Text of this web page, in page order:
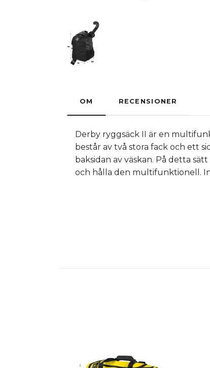
OM RECENSIONER
Derby ryggsäck II är en
består av två stora fack och ett
baksidan av väskan. På detta
och hålla den multifunktionell.